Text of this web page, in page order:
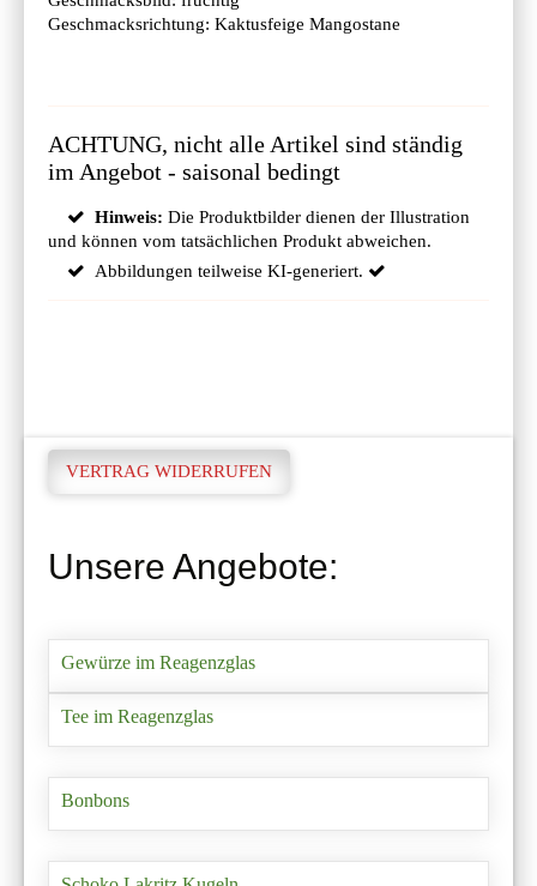
Geschmacksrichtung: Kaktusfeige Mangostane
ACHTUNG, nicht alle Artikel sind ständig
im Angebot - saisonal bedingt
Hinweis: Die Produktbilder dienen der Illustration
und können vom tatsächlichen Produkt abweichen.
Abbildungen teilweise KI-generiert.
VERTRAG WIDERRUFEN
Unsere Angebote:
Gewürze im Reagenzglas
Tee im Reagenzglas
Bonbons